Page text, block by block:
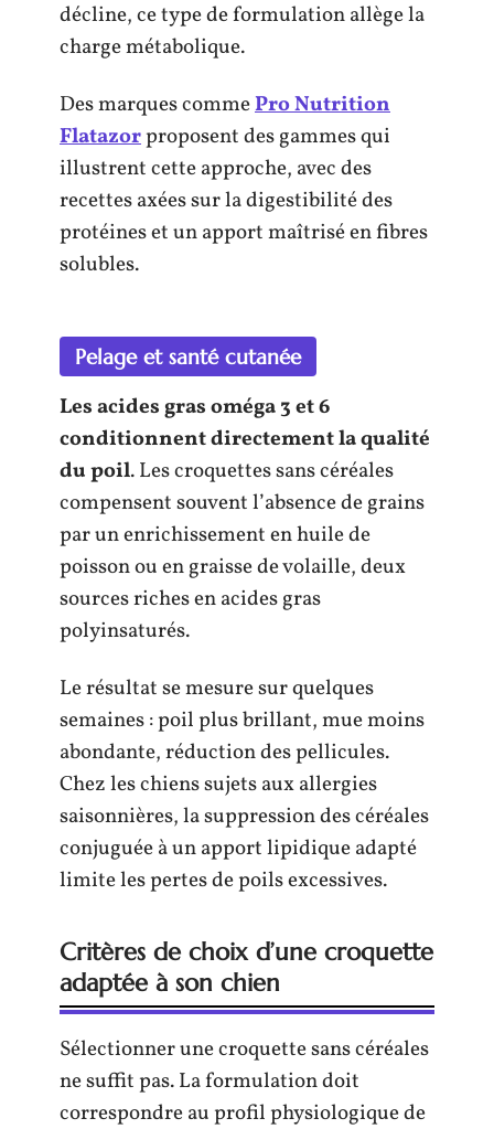
décline, ce type de formulation allège la
charge métabolique.
Des marques commePro Nutrition
Flatazorproposent des gammes qui
illustrent cette approche, avec des
recettes axées sur la digestibilité des
protéines et un apport maîtrisé en fibres
solubles.
Pelage et santé cutanée
Les acides gras oméga 3 et 6
conditionnent directement la qualité
du poil. Les croquettes sans céréales
compensent souvent l’absence de grains
par un enrichissement en huile de
poisson ou en graisse de volaille, deux
sources riches en acides gras
polyinsaturés.
Le résultat se mesure sur quelques
semaines : poil plus brillant, mue moins
abondante, réduction des pellicules.
Chez les chiens sujets aux allergies
saisonnières, la suppression des céréales
conjuguée à un apport lipidique adapté
limite les pertes de poils excessives.
Critères de choix d’une croquette
adaptée à son chien
Sélectionner une croquette sans céréales
ne suffit pas. La formulation doit
correspondre au profil physiologique de